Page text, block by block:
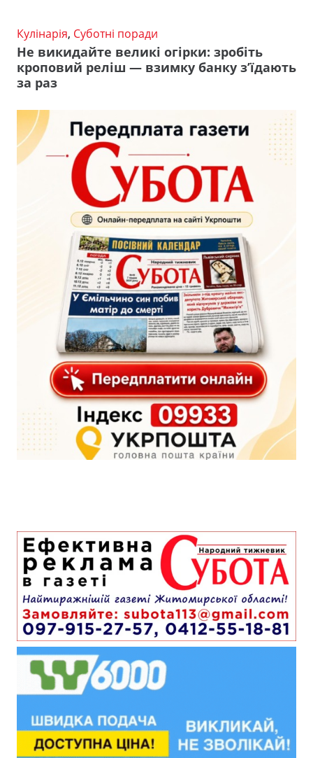
Кулінарія, Суботні поради
Не викидайте великі огірки: зробіть
кроповий реліш — взимку банку з’їдають
за раз